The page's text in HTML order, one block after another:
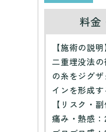
料金
【施術の説明
二重埋没法
の糸をジグ
インを形成す
【リスク・副
痛み・熱感